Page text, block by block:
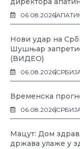
06.08.2026
Нови удар на
Шушњар
(ВИДЕО)
06.08.2026
Временска
06.08.2026
Мацут: Дом
држава улаже у